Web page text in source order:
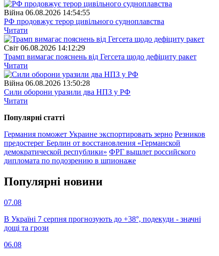
Війна 06.08.2026 14:54:55
РФ продовжує терор цивільного судноплавства
Читати
Свiт 06.08.2026 14:12:29
Трамп вимагає пояснень від Гегсета щодо дефіциту ракет
Читати
Війна 06.08.2026 13:50:28
Сили оборони уразили два НПЗ у РФ
Читати
Популярнi статтi
Германия поможет Украине экспортировать зерно Резников
предостерег Берлин от восстановления «Германской
демократической республики» ФРГ вышлет российского
дипломата по подозрению в шпионаже
Популярнi новини
07.08
В Україні 7 серпня прогнозують до +38°, подекуди - значні
дощі та грози
06.08